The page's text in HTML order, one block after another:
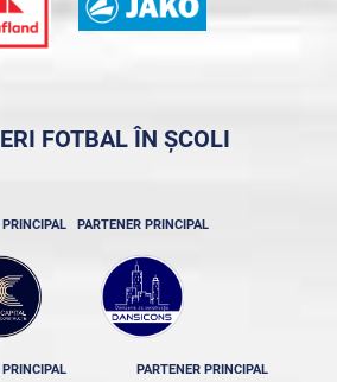
FOTBAL ÎN ȘCOLI
PARTENER PRINCIPAL
PARTENER PRINCIPAL